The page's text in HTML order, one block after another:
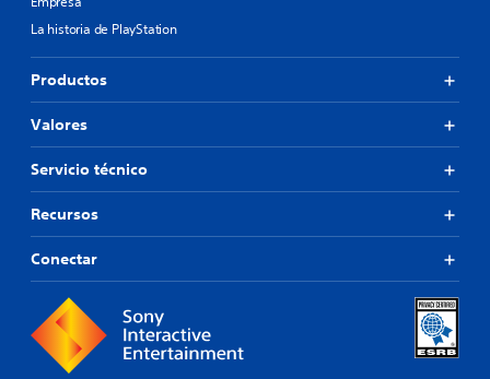
La historia de PlayStation
Productos
Valores
Servicio técnico
Recursos
Conectar